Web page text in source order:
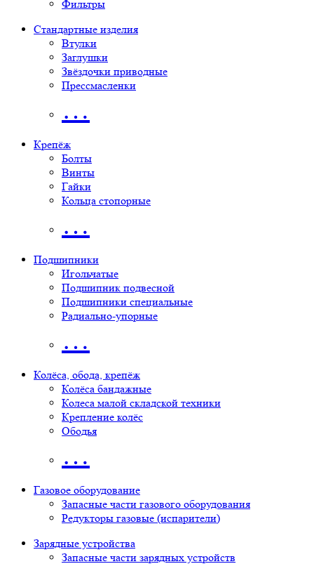
Фильтры
Стандартные изделия
Втулки
Заглушки
Звёздочки приводные
Прессмасленки
…
Крепёж
Болты
Винты
Гайки
Кольца стопорные
…
Подшипники
Игольчатые
Подшипник подвесной
Подшипники специальные
Радиально-упорные
…
Колёса, обода, крепёж
Колёса бандажные
Колеса малой складской техники
Крепление колёс
Ободья
…
Газовое оборудование
Запасные части газового оборудования
Редукторы газовые (испарители)
Зарядные устройства
Запасные части зарядных устройств